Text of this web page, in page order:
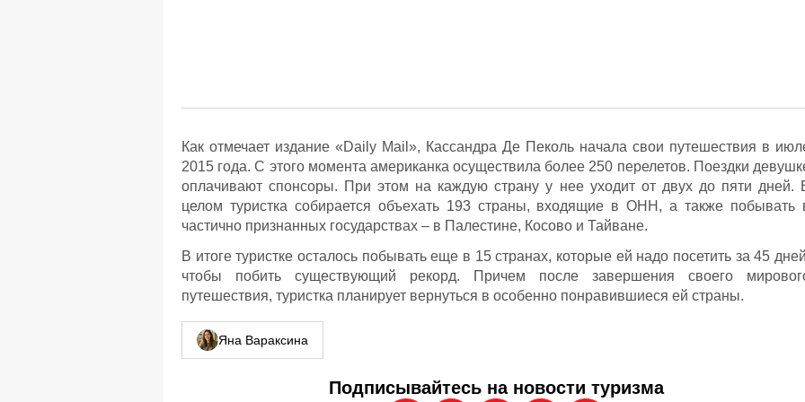
Как отмечает издание «Daily Mail», Кассандра Де Пеколь начала свои путешествия в
2015 года. С этого момента американка осуществила более 250 перелетов. Поездки
оплачивают спонсоры. При этом на каждую страну у нее уходит от двух до пяти дней.
целом туристка собирается объехать 193 страны, входящие в ОНН, а также побывать
частично признанных государствах – в Палестине, Косово и Тайване.
В итоге туристке осталось побывать еще в 15 странах, которые ей надо посетить за 45
чтобы побить существующий рекорд. Причем после завершения своего
путешествия, туристка планирует вернуться в особенно понравившиеся ей страны.
Яна Вараксина
Подписывайтесь на новости туризма